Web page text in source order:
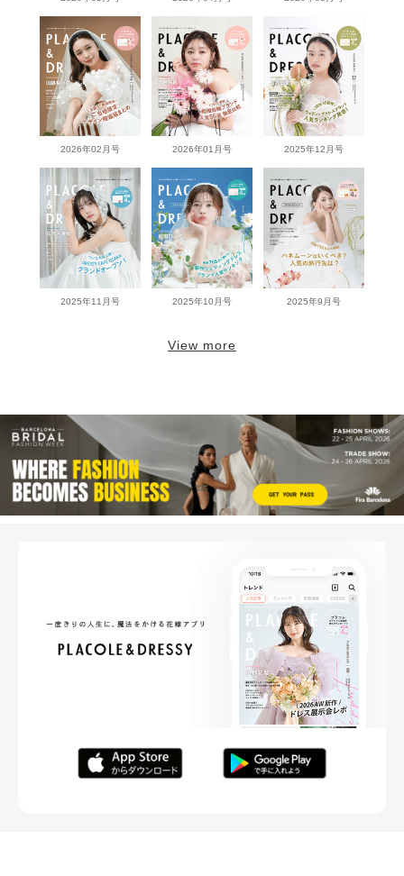
2026年02月号 2026年01月号 2025年12月号
2025年11月号 2025年10月号 2025年9月号
View more